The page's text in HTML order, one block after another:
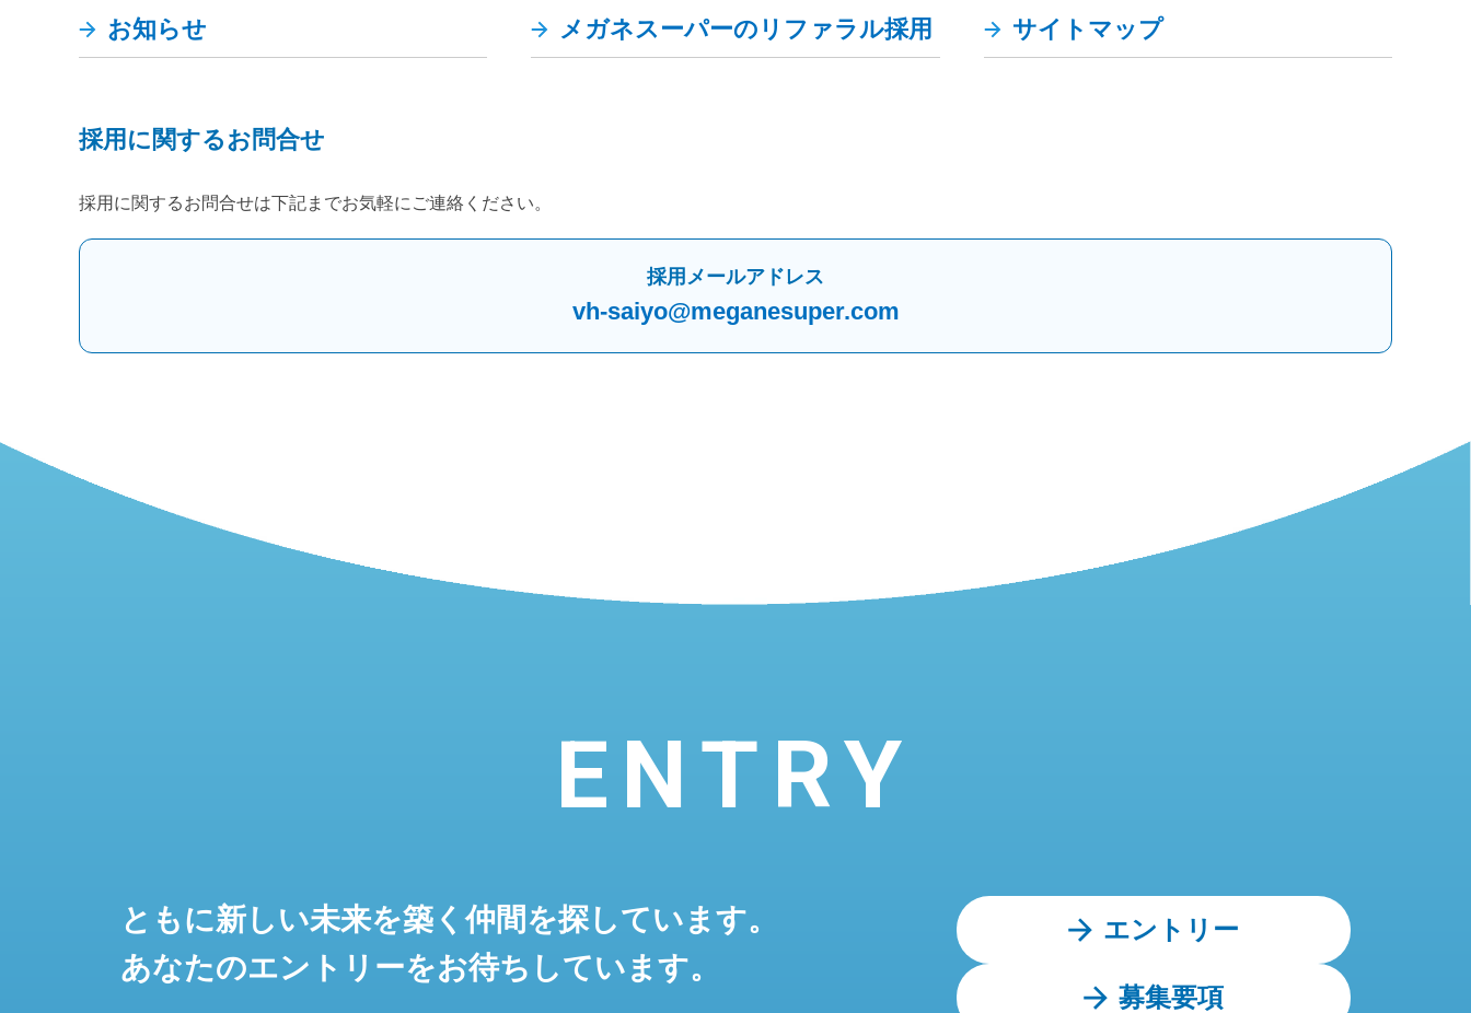
お知らせ メガネスーパーのリファラル採用 サイトマップ
採用に関するお問合せ
採用に関するお問合せは下記までお気軽にご連絡ください。
採用メールアドレス
vh-saiyo@meganesuper.com
ENTRY
ともに新しい未来を築く仲間を探しています。
あなたのエントリーをお待ちしています。
エントリー
募集要項